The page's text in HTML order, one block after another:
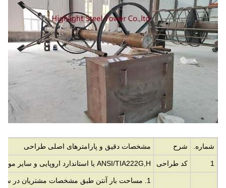
شماره. شرح مشخصات دقیق و پارامترهای اصلی طراحی
1 کد طراحی ANSI/TIA222G,H یا استاندارد اروپایی و سایر موارد
1. مساحت بار آنتن طبق مشخصات مشتریان در سراسر جهان.